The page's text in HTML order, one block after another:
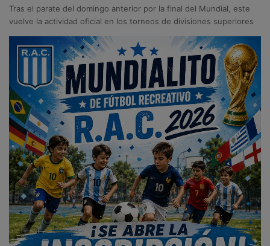
Tras el parate del domingo anterior por la final del Mundial, este
vuelve la actividad oficial en los torneos de divisiones superiores